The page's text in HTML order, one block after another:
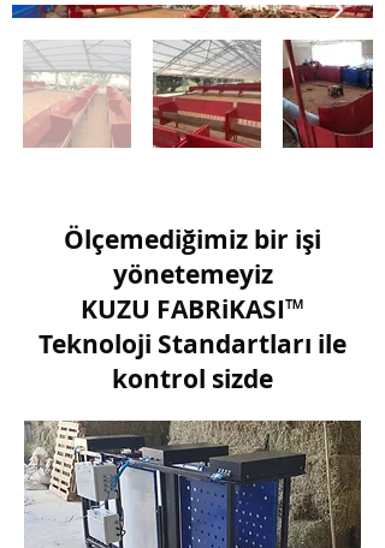
Ölçemediğimiz bir işi
yönetemeyiz
KUZU FABRiKASI™
Teknoloji Standartları ile
kontrol sizde